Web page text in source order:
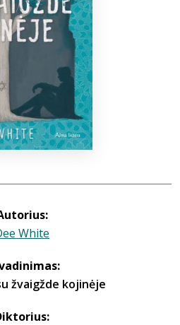
info@elvislab.lt
White
žvaigžde kojinėje